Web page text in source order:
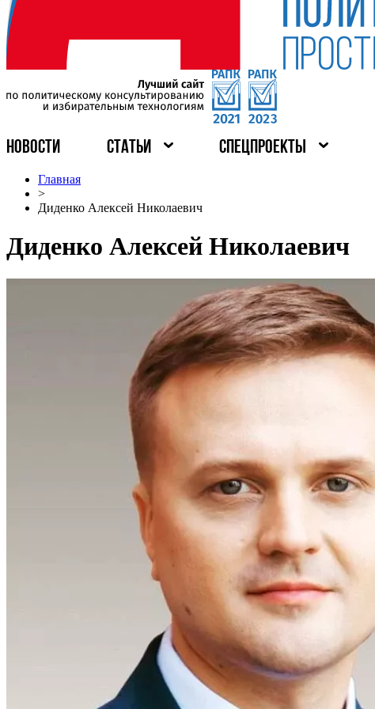
НОВОСТИ СТАТЬИ СПЕЦПРОЕКТЫ
Главная
>
Диденко Алексей Николаевич
Диденко Алексей Николаевич